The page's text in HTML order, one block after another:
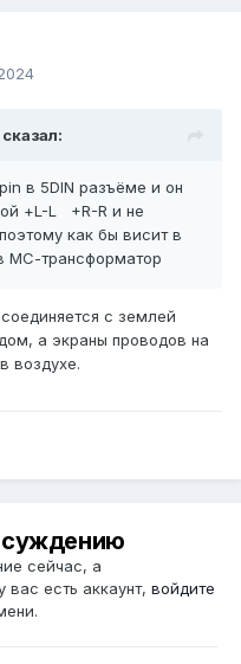
сказал:
в 5DIN разъёме и он
+L-L +R-R и не
как бы висит в
МС-трансформатор
с землей
а экраны проводов на
воздухе.
сейчас, а
вас есть аккаунт, войдите